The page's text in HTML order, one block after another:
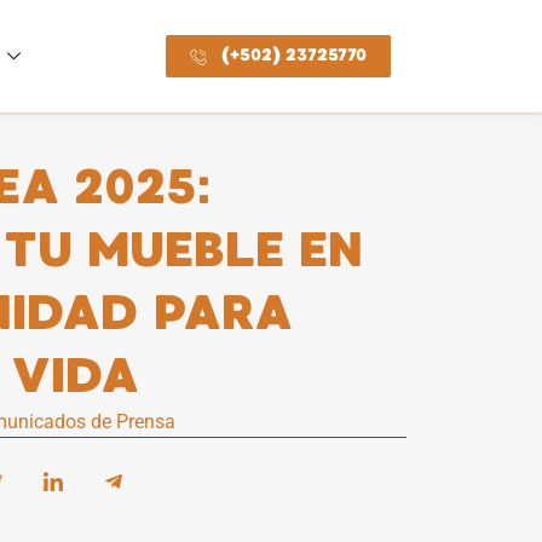
(+502) 23725770
2025:
MUEBLE EN
PARA
VIDA
de Prensa